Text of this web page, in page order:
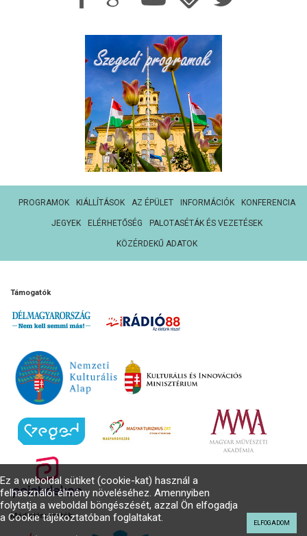
PROGRAMOK KIÁLLÍTÁSOK AZ ÉPÜLET INFORMÁCIÓK KONFERENCIA
JEGYEK ELÉRHETŐSÉG PALOTASÉTÁK ÉS VEZETÉSEK
KÖZÉRDEKŰ ADATOK
Támogatók
Médiatámogatók
Ez a weboldal sütiket (cookie-kat) használ a
felhasználói élmény növeléséhez. Amennyiben
folytatja a weboldal böngészését, azzal Ön elfogadja
a Cookie tájékoztatóban foglaltakat.
ELFOGADOM